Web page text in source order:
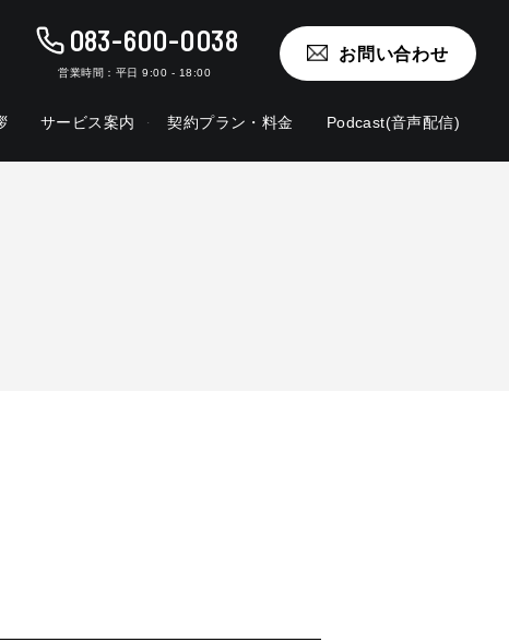
083-600-0038
営業時間： 平日 9:00 - 18:00
お問い合わせ
サービス案内 契約プラン・料金 Podcast(音声配信)